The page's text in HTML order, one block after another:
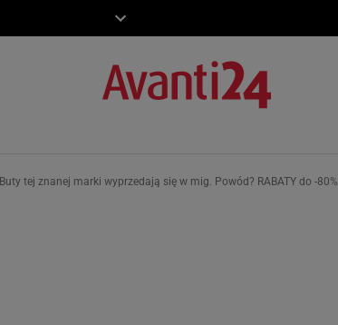
Buty tej znanej marki wyprzedają się w mig. Powód? RABATY do -80%